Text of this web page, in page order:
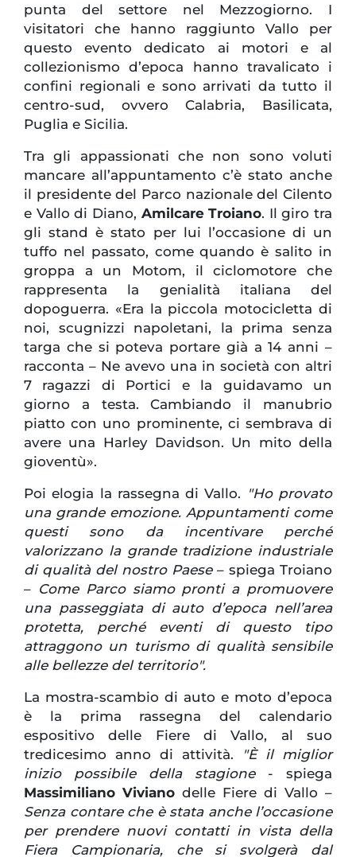
punta del settore nel Mezzogiorno. I
visitatori che hanno raggiunto Vallo per
questo evento dedicato ai motori e al
collezionismo d’epoca hanno travalicato i
confini regionali e sono arrivati da tutto il
centro-sud, ovvero Calabria, Basilicata,
Puglia e Sicilia.
Tra gli appassionati che non sono voluti
mancare all’appuntamento c’è stato anche
il presidente del Parco nazionale del Cilento
e Vallo di Diano, Amilcare Troiano. Il giro tra
gli stand è stato per lui l’occasione di un
tuffo nel passato, come quando è salito in
groppa a un Motom, il ciclomotore che
rappresenta la genialità italiana del
dopoguerra. «Era la piccola motocicletta di
noi, scugnizzi napoletani, la prima senza
targa che si poteva portare già a 14 anni –
racconta – Ne avevo una in società con altri
7 ragazzi di Portici e la guidavamo un
giorno a testa. Cambiando il manubrio
piatto con uno prominente, ci sembrava di
avere una Harley Davidson. Un mito della
gioventù».
Poi elogia la rassegna di Vallo. "Ho provato
una grande emozione. Appuntamenti come
questi sono da incentivare perché
valorizzano la grande tradizione industriale
di qualità del nostro Paese– spiega Troiano
– Come Parco siamo pronti a promuovere
una passeggiata di auto d’epoca nell’area
protetta, perché eventi di questo tipo
attraggono un turismo di qualità sensibile
alle bellezze del territorio".
La mostra-scambio di auto e moto d’epoca
è la prima rassegna del calendario
espositivo delle Fiere di Vallo, al suo
tredicesimo anno di attività.
"È il miglior
inizio possibile della stagione - spiega
Massimiliano Viviano delle Fiere di Vallo –
Senza contare che è stata anche l’occasione
per prendere nuovi contatti in vista della
Fiera Campionaria, che si svolgerà dal